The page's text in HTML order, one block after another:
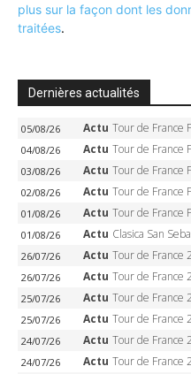
plus sur la façon dont les
traitées.
Dernières actualités
05/08/26 Actu Tour de France Femmes 2026, étape 5 – Demi
04/08/26 Actu Tour de France Femmes 2026, étape 4
03/08/26 Actu Tour de France Femmes 2026, étape 3 –
02/08/26 Actu Tour de France Femmes 2026, étape 2 –
01/08/26 Actu Tour de France Femmes 2026, étape 1 –
01/08/26 Actu Clasica San Sebastian 2026 –
26/07/26 Actu Tour de France 2026 – Van der Poel
26/07/26 Actu Tour de France 2026 – Étape 21 : Van der
25/07/26 Actu Tour de France 2026 – Richard Carapaz
25/07/26 Actu Tour de France 2026 – Étape 20 : L’étape
24/07/26 Actu Tour de France 2026 – Tadej Pogacar
24/07/26 Actu Tour de France 2026 – Étape